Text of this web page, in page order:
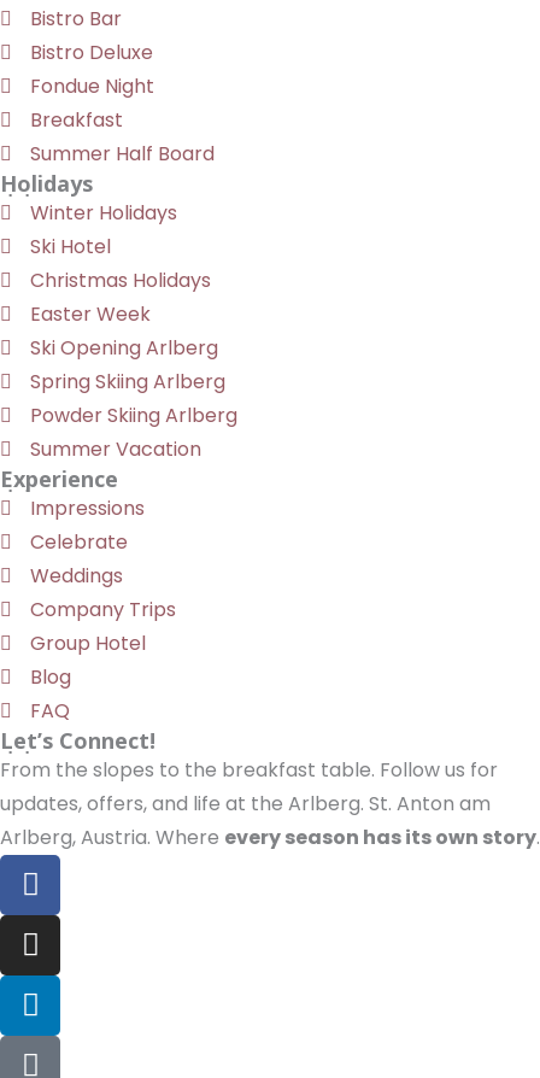
Bistro Bar
Bistro Deluxe
Fondue Night
Breakfast
Summer Half Board
Holidays
Winter Holidays
Ski Hotel
Christmas Holidays
Easter Week
Ski Opening Arlberg
Spring Skiing Arlberg
Powder Skiing Arlberg
Summer Vacation
Experience
Impressions
Celebrate
Weddings
Company Trips
Group Hotel
Blog
FAQ
Let’s Connect!
From the slopes to the breakfast table. Follow us for
updates, offers, and life at the Arlberg. St. Anton am
Arlberg, Austria. Where every season has its own story.
F
a
c
e
b
o
o
I
n
s
t
a
L
i
n
T